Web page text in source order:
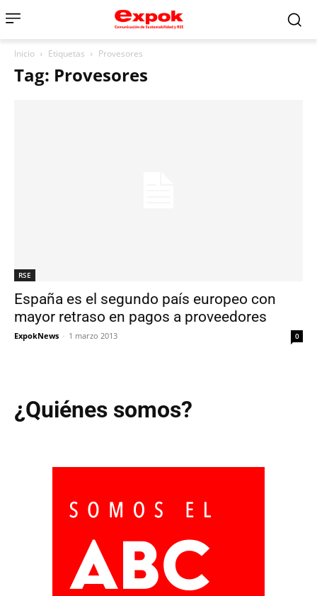
Inicio Etiquetas Provesores
Tag: Provesores
RSE
España es el segundo país europeo con
mayor retraso en pagos a proveedores
ExpokNews - 1 marzo 2013 0
¿Quiénes somos?